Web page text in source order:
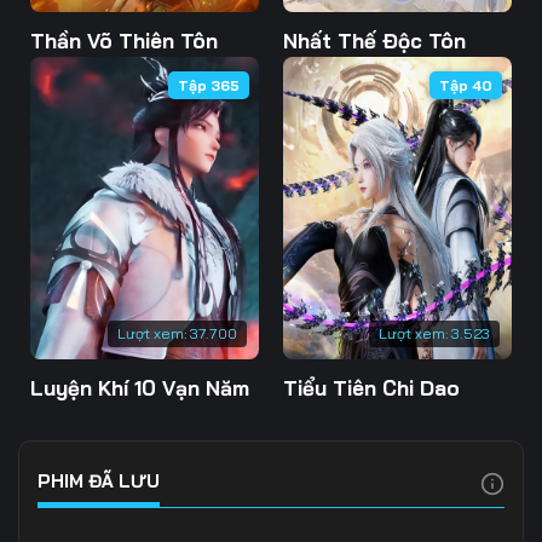
Tập 103 Tập 104 Tập 105
Tập 106 Tập 107 Tập 108
Tập 109 Tập 110 Tập 111
Tập 112 Tập 113 Tập 114
Tập 115 Tập 116 Tập 117
Tập 118 Tập 119 Tập 120
Tập 121 Tập 122 Tập 123
Thần Võ Thiên Tôn Nhất Thế Độc Tôn
Lượt xem: 37.700
Tập 365
Luyện Khí 10 Vạn Năm
Lượt xem: 3.523
Tập 40
Tiểu Tiên Chi Dao
PHIM ĐÃ LƯU